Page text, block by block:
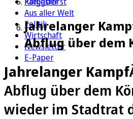
Aus aller Welt
Politik
Wirtschaft
Newsletter
E-Paper
Jahrelanger
Abflug über dem
Jahrelanger Kampf
Abflug über dem
wieder im Stadtrat